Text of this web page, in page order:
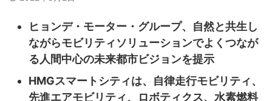
ヒョンデ・モーター・グループ、自然と共生し
ながらモビリティソリューションでよくつなが
る人間中心の未来都市ビジョンを提示
HMGスマートシティは、自律走行モビリティ、
先進エアモビリティ、ロボティクス、水素燃料